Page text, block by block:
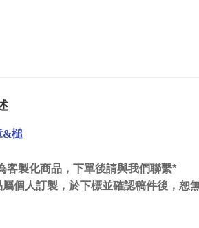
&槌
客製化商品，下單後請與我們聯繫*
個人訂製，於下標並確認稿件後，恕